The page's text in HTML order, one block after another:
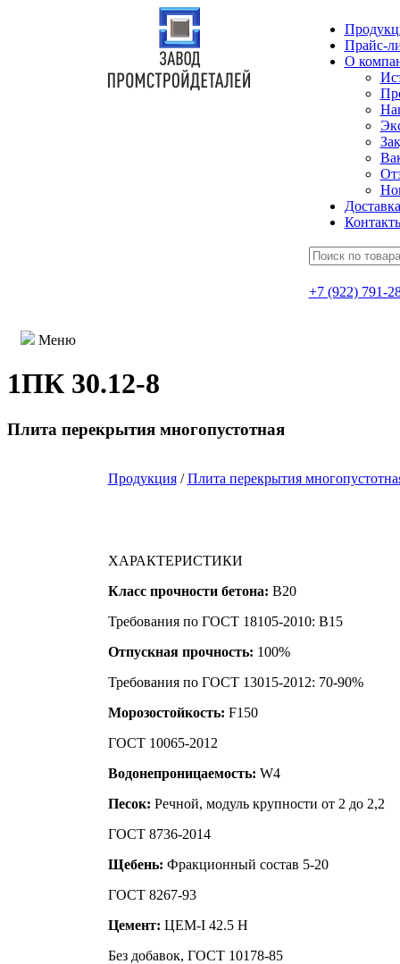
Прайс-
О
Доставка
+7 (922) 791-
Меню
1ПК 30.12-8
Плита перекрытия многопустотная
Продукция/Плита перекрытия
ХАРАКТЕРИСТИКИ
Класс прочности бетона: B20
Требования по ГОСТ 18105-2010: B15
Отпускная прочность: 100%
Требования по ГОСТ 13015-2012: 70-90%
Морозостойкость: F150
ГОСТ 10065-2012
Водонепроницаемость: W4
Песок: Речной, модуль крупности от 2 до 2,2
ГОСТ 8736-2014
Щебень: Фракционный состав 5-20
ГОСТ 8267-93
Цемент: ЦЕМ-I 42.5 Н
Без добавок, ГОСТ 10178-85